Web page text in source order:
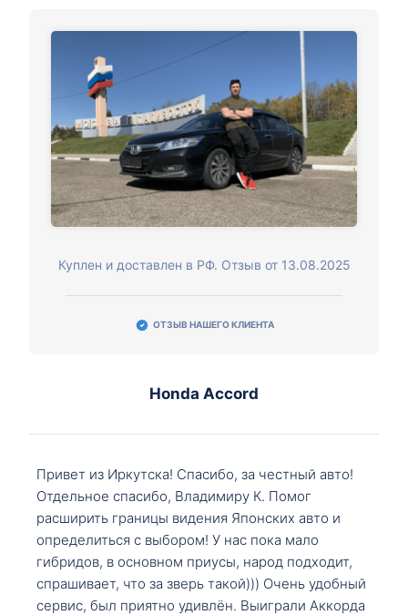
Куплен и доставлен в РФ. Отзыв от 13.08.2025
ОТЗЫВ НАШЕГО КЛИЕНТА
Honda Accord
Привет из Иркутска! Спасибо, за честный авто!
Отдельное спасибо, Владимиру К. Помог
расширить границы видения Японских авто и
определиться с выбором! У нас пока мало
гибридов, в основном приусы, народ подходит,
спрашивает, что за зверь такой))) Очень удобный
сервис, был приятно удивлён. Выиграли Аккорда